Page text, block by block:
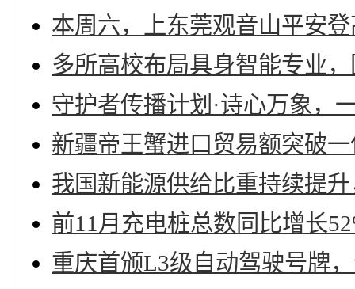
本周六，上东莞观音山平安登
多所高校布局具身智能专业
守护者传播计划·诗心万象，
新疆帝王蟹进口贸易额突破
我国新能源供给比重持续提
前11月充电桩总数同比增长
重庆首颁L3级自动驾驶号牌